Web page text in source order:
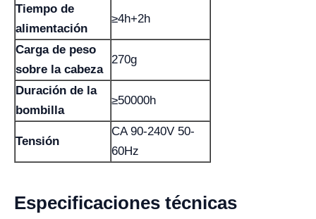
Tiempo de
alimentación
≥4h+2h
Carga de peso
sobre la cabeza
270g
Duración de la
bombilla
≥50000h
Tensión
CA 90-240V 50-
60Hz
Especificaciones técnicas